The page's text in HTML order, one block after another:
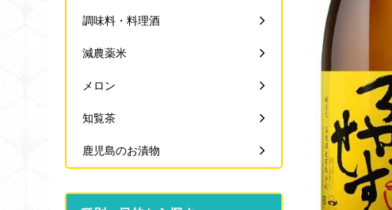
調味料・料理酒
減農薬米
メロン
知覧茶
鹿児島のお漬物